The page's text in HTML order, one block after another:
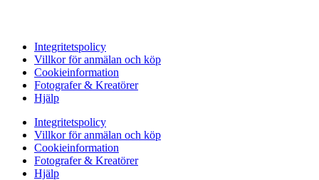
Integritetspolicy
Villkor för anmälan och köp
Cookieinformation
Fotografer & Kreatörer
Hjälp
Integritetspolicy
Villkor för anmälan och köp
Cookieinformation
Fotografer & Kreatörer
Hjälp